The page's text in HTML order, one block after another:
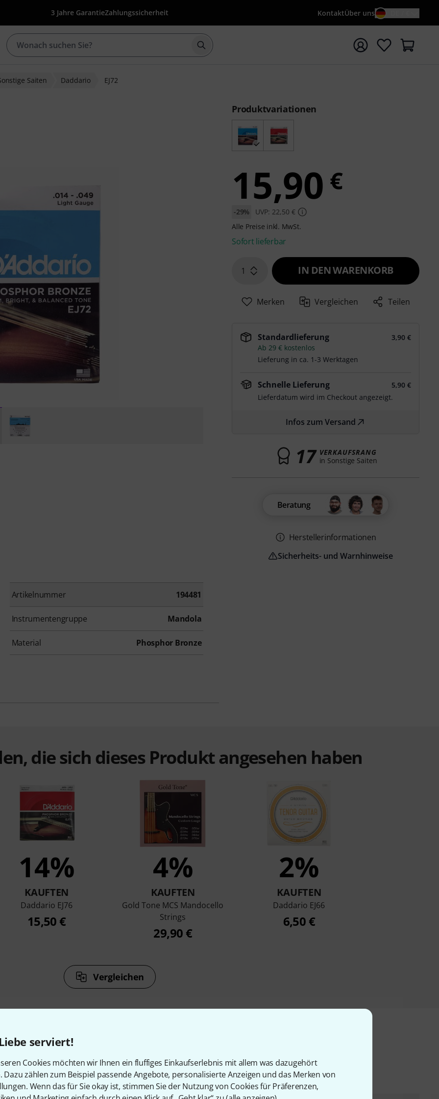
serviert!
Cookies möchten wir Ihnen ein fluffiges Einkaufserlebnis mit allem was dazugehört
Dazu zählen zum Beispiel passende Angebote, personalisierte Anzeigen und das Merken von
Wenn das für Sie okay ist, stimmen Sie der Nutzung von Cookies für Präferenzen,
3 Jahre GarantieZahlungssicherheit KontaktÜber uns
Suche mit Suchwort {searchTerm} starten
Saiten Daddario EJ72
Artikelnummer 194481
Instrumentengruppe Mandola
Material Phosphor Bronze
Produktvariationen
15,90 €
-29%
UVP: 22,50 €
Alle Preise inkl. MwSt.
Sofort lieferbar
1 IN DEN WARENKORB
Merken Vergleichen Teilen
Standardlieferung
3,90 €
Ab 29 € kostenlos
Lieferung in ca. 1-3 Werktagen
Schnelle Lieferung
5,90 €
Lieferdatum wird im Checkout angezeigt.
Infos zum Versand
17 VERKAUFSRANG
in Sonstige Saiten
Beratung
Herstellerinformationen
Sicherheits- und Warnhinweise
die sich dieses Produkt angesehen haben
14%
KAUFTEN
Daddario EJ76
15,50 €
4%
KAUFTEN
Gold Tone MCS Mandocello
Strings
29,90 €
2%
KAUFTEN
Daddario EJ66
6,50 €
Vergleichen
& passende Artikel